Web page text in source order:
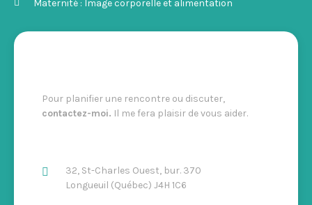
Maternité : Image corporelle et alimentation
Pour planifier une rencontre ou discuter,
contactez-moi. Il me fera plaisir de vous aider.
32, St-Charles Ouest, bur. 370
Longueuil (Québec) J4H 1C6